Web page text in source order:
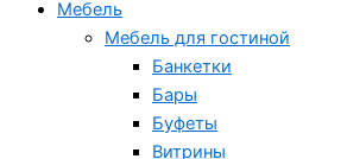
Мебель
Мебель для гостиной
Банкетки
Бары
Буфеты
Витрины